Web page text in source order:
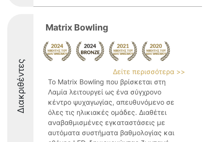
Διακριθέντες
Matrix Bowling
Δείτε περισσότερα >>
Το Matrix Bowling που βρίσκεται στη
Λαμία λειτουργεί ως ένα σύγχρονο
κέντρο ψυχαγωγίας, απευθυνόμενο σε
όλες τις ηλικιακές ομάδες. Διαθέτει
αναβαθμισμένες εγκαταστάσεις με
αυτόματα συστήματα βαθμολογίας και